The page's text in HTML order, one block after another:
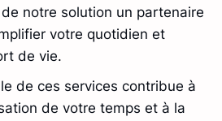
de notre solution un partenaire
votre quotidien et
de vie.
de ces services contribue à
de votre temps et à la